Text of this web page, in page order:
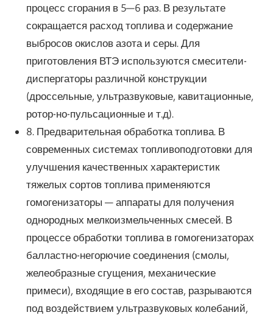
процесс сгорания в 5—6 раз. В результате
сокращается расход топлива и содержание
выбросов окислов азота и серы. Для
приготовления ВТЭ используются смесители-
диспергаторы различной конструкции
(дроссельные, ультразвуковые, кавитационные,
ротор-но-пульсационные и т.д).
8. Предварительная обработка топлива. В
современных системах топливоподготовки для
улучшения качественных характеристик
тяжелых сортов топлива применяются
гомогенизаторы — аппараты для получения
однородных мелкоизмельченных смесей. В
процессе обработки топлива в гомогенизаторах
балластно-негорючие соединения (смолы,
желеобразные сгущения, механические
примеси), входящие в его состав, разрываются
под воздействием ультразвуковых колебаний,